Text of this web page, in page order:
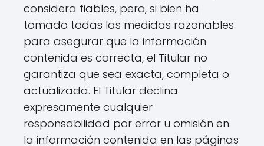
considera fiables, pero, si bien ha
tomado todas las medidas razonables
para asegurar que la información
contenida es correcta, el Titular no
garantiza que sea exacta, completa o
actualizada. El Titular declina
expresamente cualquier
responsabilidad por error u omisión en
la información contenida en las páginas